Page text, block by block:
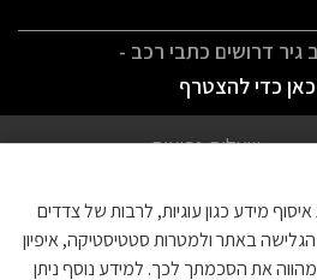
גיר דרושים כתבי רכב -
כדי להצטרף
שאלות נפוצות
צור קשר
מידע כגון עוגיות, לרבות של צדדים
באתר ולמטרות סטטיסטיקה, איפיון
את הסכמתך לכך. למידע נוסף ניתן